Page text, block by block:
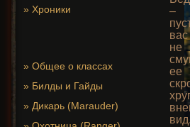
» Хроники
» Общее о классах
» Билды и Гайды
» Дикарь (Marauder)
–
вас
не
ее
вид.